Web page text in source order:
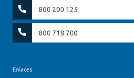
800 200 125
800 718 700
Enlaces